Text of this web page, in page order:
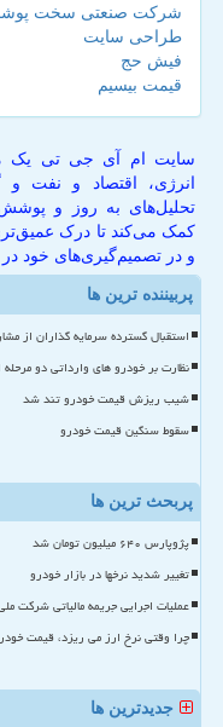
شرکت صنعتی سخت
طراحی سایت
فیش حج
قیمت بیسیم
سایت ام آی جی تی یک
انرژی، اقتصاد و نفت و
تحلیل‌های به روز و
کمک می‌کند تا درک
و در تصمیم‌گیری‌های خود
پربیننده ترین ها
استقبال گسترده سرمایه گذاران از
نظارت بر خودرو های وارداتی دو
شیب ریزش قیمت خودرو تند شد
سقوط سنگین قیمت خودرو
پربحث ترین ها
پژوپارس ۶۴۰ میلیون تومان شد
تغییر شدید نرخها در بازار خودرو
عملیات اجرایی جریمه مالیاتی
چرا وقتی نرخ ارز می ریزد، قیمت
جدیدترین ها